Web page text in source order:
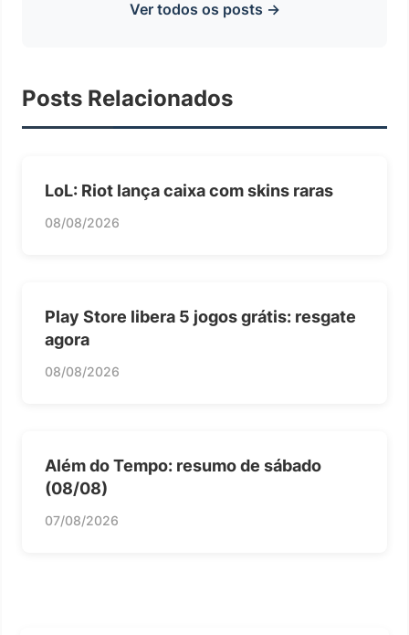
Ver todos os posts →
Posts Relacionados
LoL: Riot lança caixa com skins raras
08/08/2026
Play Store libera 5 jogos grátis: resgate
agora
08/08/2026
Além do Tempo: resumo de sábado
(08/08)
07/08/2026